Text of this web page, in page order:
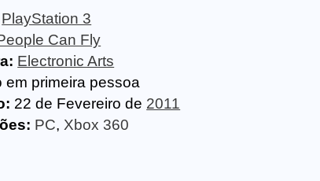
PlayStation 3
Can Fly
Electronic Arts
em primeira pessoa
22 de Fevereiro de 2011
PC, Xbox 360